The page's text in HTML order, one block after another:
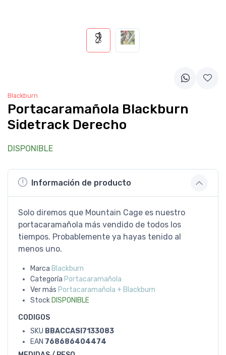
Blackburn
Portacaramañola Blackburn
Sidetrack Derecho
DISPONIBLE
Información de producto
Solo diremos que Mountain Cage es nuestro
portacaramañola más vendido de todos los
tiempos. Probablemente ya hayas tenido al
menos uno.
Marca Blackburn
Categoría Portacaramañola
Ver más Portacaramañola + Blackburn
Stock DISPONIBLE
CODIGOS
SKU BBACCASI7133083
EAN 768686404474